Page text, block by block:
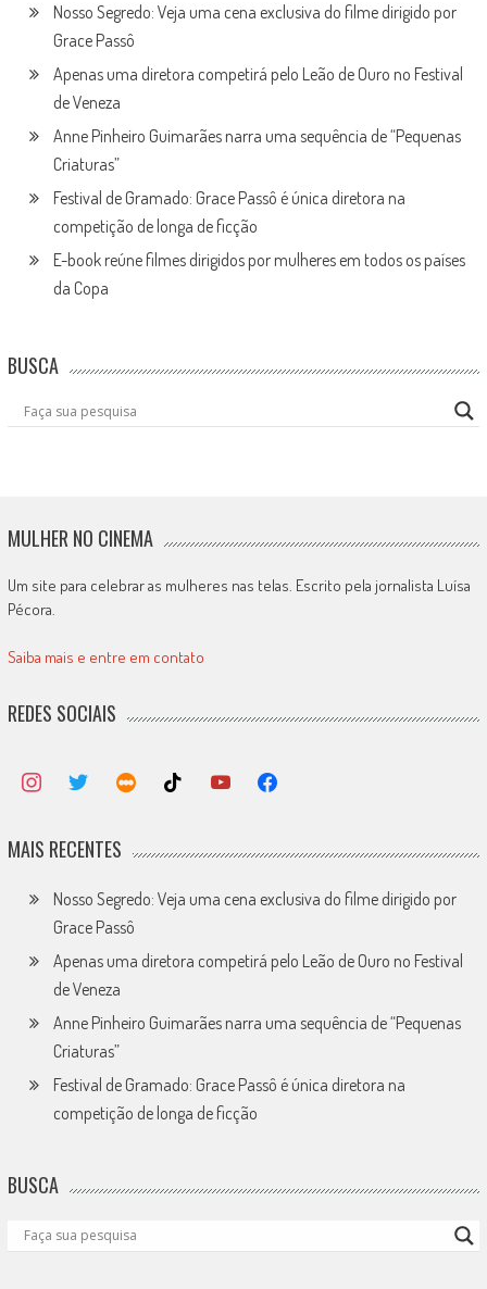
Nosso Segredo: Veja uma cena exclusiva do filme dirigido por
Grace Passô
Apenas uma diretora competirá pelo Leão de Ouro no Festival
de Veneza
Anne Pinheiro Guimarães narra uma sequência de “Pequenas
Criaturas”
Festival de Gramado: Grace Passô é única diretora na
competição de longa de ficção
E-book reúne filmes dirigidos por mulheres em todos os países
da Copa
BUSCA
MULHER NO CINEMA
Um site para celebrar as mulheres nas telas. Escrito pela jornalista Luísa
Pécora.
Saiba mais e entre em contato
REDES SOCIAIS
MAIS RECENTES
Nosso Segredo: Veja uma cena exclusiva do filme dirigido por
Grace Passô
Apenas uma diretora competirá pelo Leão de Ouro no Festival
de Veneza
Anne Pinheiro Guimarães narra uma sequência de “Pequenas
Criaturas”
Festival de Gramado: Grace Passô é única diretora na
competição de longa de ficção
BUSCA